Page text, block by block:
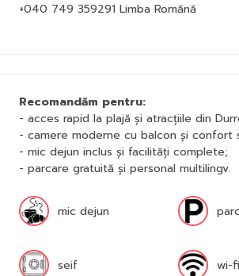
+040 749 359291 Limba Romănă
Recomandăm pentru:
- acces rapid la plajă și atracțiile din
- camere moderne cu balcon și confort
- mic dejun inclus și facilități complete;
- parcare gratuită și personal multilingv.
mic dejun
seif wi-fi